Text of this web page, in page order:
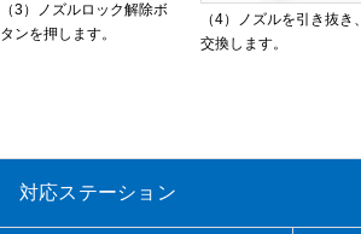
（3）ノズルロック解除ボ
タンを押します。
（4）ノズルを引き抜き、
交換します。
対応ステーション